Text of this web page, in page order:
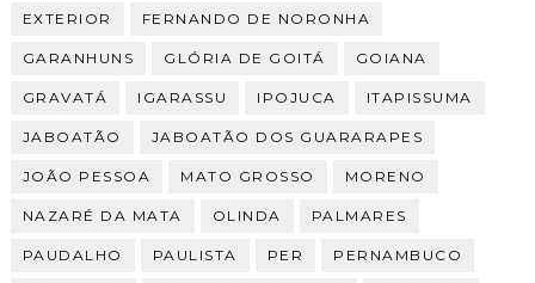
EXTERIOR FERNANDO DE NORONHA
GARANHUNS GLÓRIA DE GOITÁ GOIANA
GRAVATÁ IGARASSU IPOJUCA ITAPISSUMA
JABOATÃO JABOATÃO DOS GUARARAPES
JOÃO PESSOA MATO GROSSO MORENO
NAZARÉ DA MATA OLINDA PALMARES
PAUDALHO PAULISTA PER PERNAMBUCO